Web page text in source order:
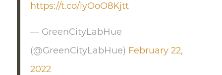
https://t.co/lyOoO8Kjtt
— GreenCityLabHue
(@GreenCityLabHue) February 22,
2022